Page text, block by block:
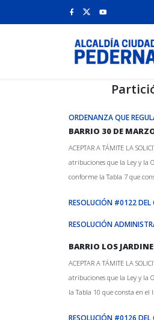
ORDENANZA QUE
BARRIO 30 DE
ACEPTAR A TÁMITE LA
atribuciones que la Ley y la
conforme la Tabla 7 que
RESOLUCIÓN #0122 DEL
RESOLUCIÓN
BARRIO LOS
ACEPTAR A TÁMITE LA
atribuciones que la Ley y la
la Tabla 10 que consta en el
RESOLUCIÓN #0126 DEL